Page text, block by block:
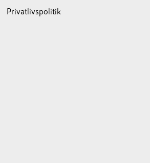
Privatlivspolitik